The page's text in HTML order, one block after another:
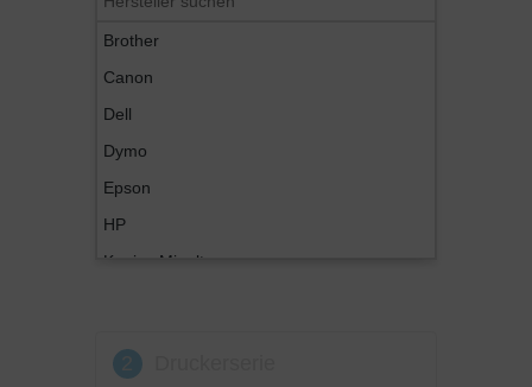
Brother
Canon
Dell
Dymo
Epson
HP
Konica Minolta
OKI